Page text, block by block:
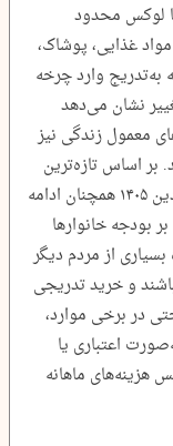
لوکس محدود
غذایی، پوشاک،
وارد چرخه
نشان می‌دهد
معمول زندگی نیز
بر اساس تازه‌ترین
آمارهای رسمی، روند افزایش قیمت‌ها در فروردین ۱۴۰۵ همچنان ادامه
بودجه خانوارها
از مردم دیگر
و خرید تدریجی
در برخی موارد،
اعتباری یا
هزینه‌های ماهانه